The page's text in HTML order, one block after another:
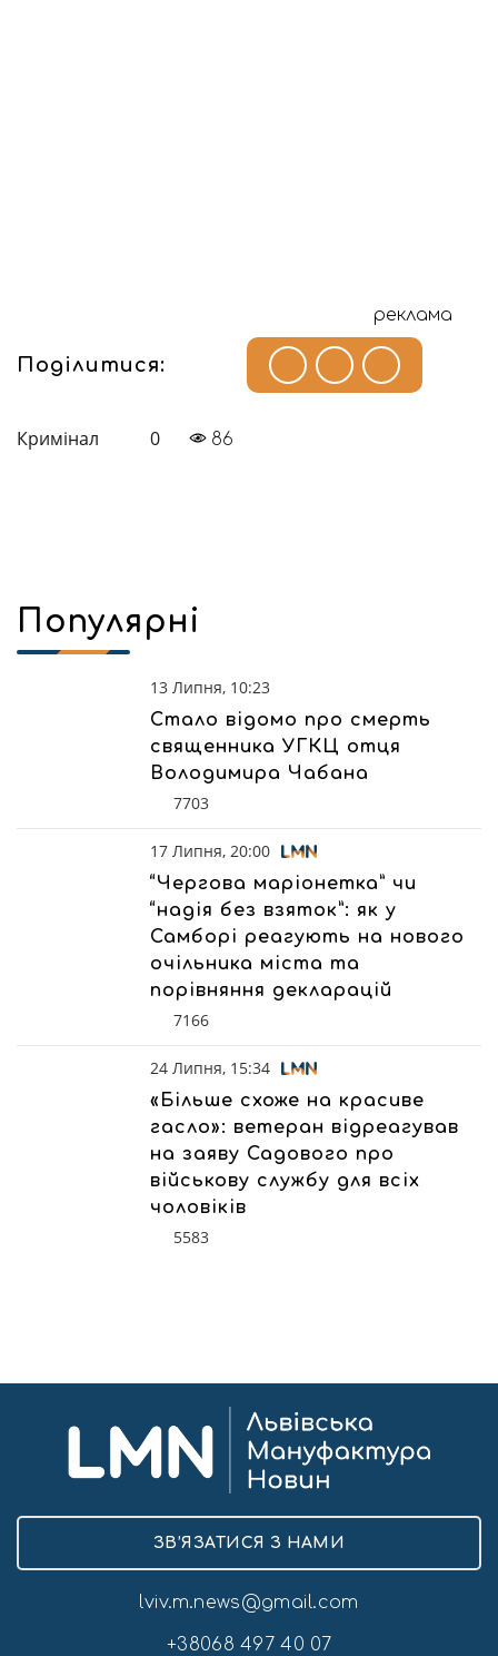
реклама
Поділитися:
Кримінал 0 86
Популярні
13 Липня, 10:23
Стало відомо про смерть
священника УГКЦ отця
Володимира Чабана
7703
17 Липня, 20:00
“Чергова маріонетка” чи
“надія без взяток”: як у
Самборі реагують на нового
очільника міста та
порівняння декларацій
7166
24 Липня, 15:34
«Більше схоже на красиве
гасло»: ветеран відреагував
на заяву Садового про
військову службу для всіх
чоловіків
5583
ЗВ’ЯЗАТИСЯ З НАМИ
lviv.m.news@gmail.com
+38068 497 40 07